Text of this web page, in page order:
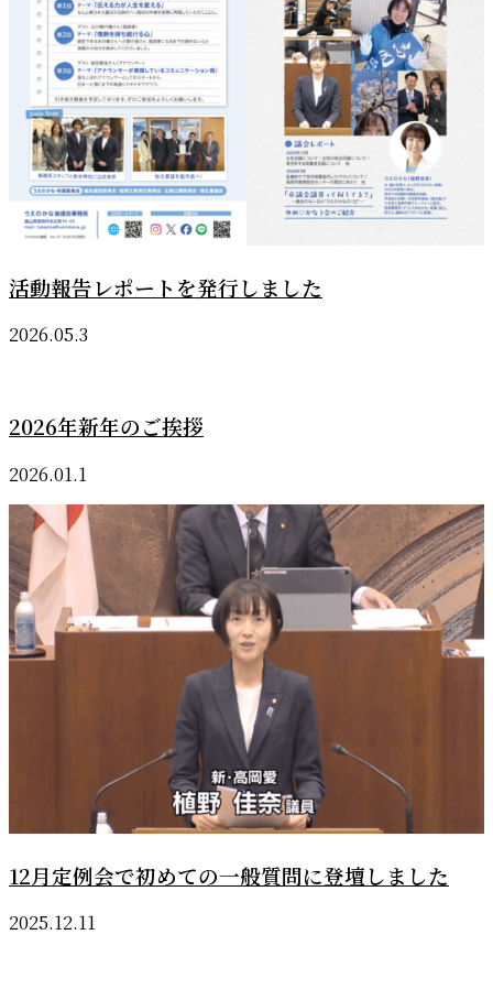
活動報告レポートを発行しました
2026.05.3
2026年新年のご挨拶
2026.01.1
12月定例会で初めての一般質問に登壇しました
2025.12.11